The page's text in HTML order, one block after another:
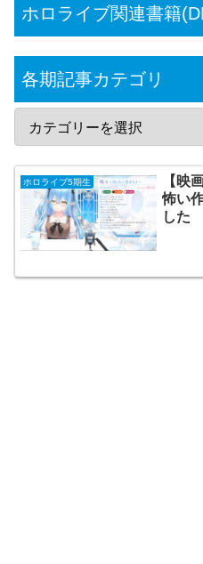
ホロライブ関連書籍
各期記事カテゴリ
ホロライブ5期生
【映
怖い
した